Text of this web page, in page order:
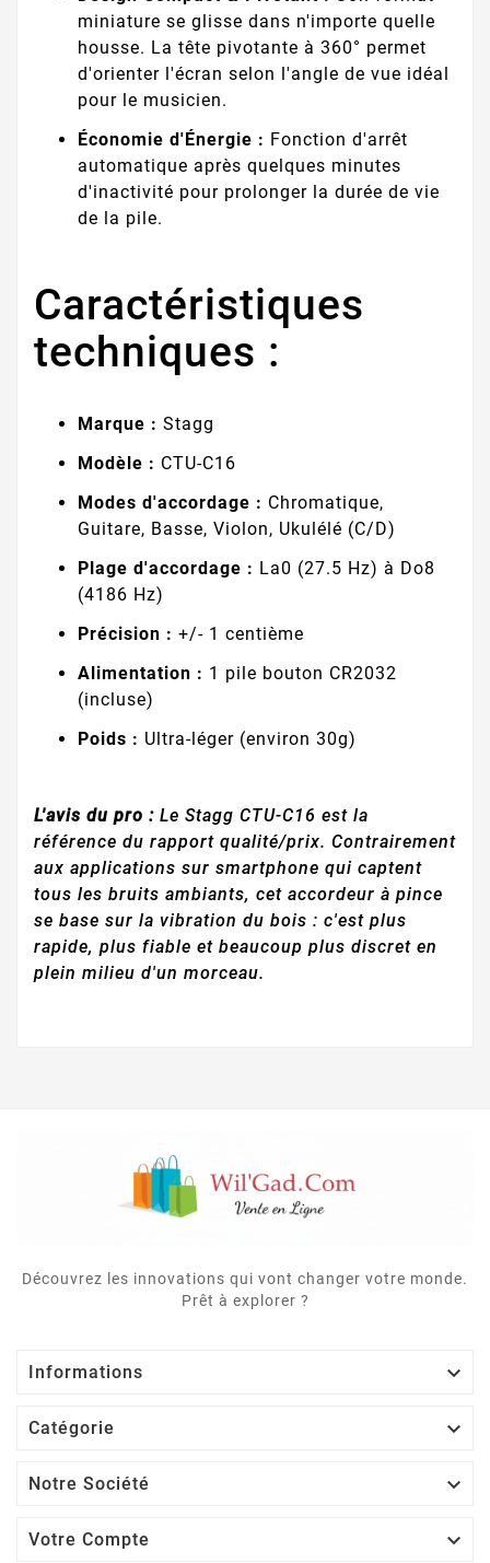
miniature se glisse dans n'importe quelle
housse. La tête pivotante à 360° permet
d'orienter l'écran selon l'angle de vue idéal
pour le musicien.
Économie d'Énergie : Fonction d'arrêt
automatique après quelques minutes
d'inactivité pour prolonger la durée de vie
de la pile.
Caractéristiques
techniques :
Marque : Stagg
Modèle : CTU-C16
Modes d'accordage : Chromatique,
Guitare, Basse, Violon, Ukulélé (C/D)
Plage d'accordage : La0 (27.5 Hz) à Do8
(4186 Hz)
Précision : +/- 1 centième
Alimentation : 1 pile bouton CR2032
(incluse)
Poids : Ultra-léger (environ 30g)
L'avis du pro : Le Stagg CTU-C16 est la
référence du rapport qualité/prix. Contrairement
aux applications sur smartphone qui captent
tous les bruits ambiants, cet accordeur à pince
se base sur la vibration du bois : c'est plus
rapide, plus fiable et beaucoup plus discret en
plein milieu d'un morceau.
Découvrez les innovations qui vont changer votre monde.
Prêt à explorer ?
Informations 
Catégorie 
Notre Société 
Votre Compte 